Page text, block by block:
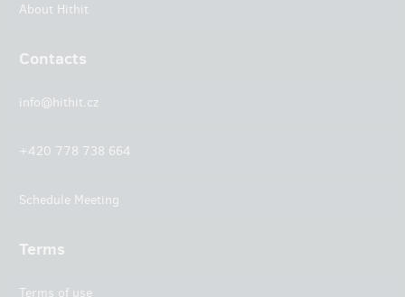
About Hithit
Contacts
info@hithit.cz
+420 778 738 664
Schedule Meeting
Terms
Terms of use